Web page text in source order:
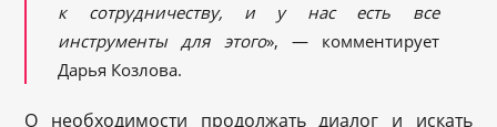
к сотрудничеству, и у нас есть все
инструменты для этого», — комментирует
Дарья Козлова.
О необходимости продолжать диалог и искать